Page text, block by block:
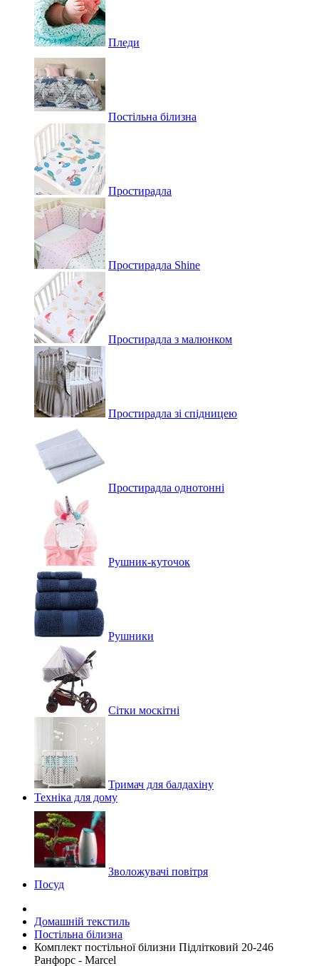
Пледи
Постільна білизна
Простирадла
Простирадла Shine
Простирадла з малюнком
Простирадла зі спідницею
Простирадла однотонні
Рушник-куточок
Рушники
Сітки москітні
Тримач для балдахіну
Техніка для дому
Зволожувачі повітря
Посуд
Домашній текстиль
Постільна білизна
Комплект постільної білизни Підлітковий 20-246
Ранфорс - Marcel